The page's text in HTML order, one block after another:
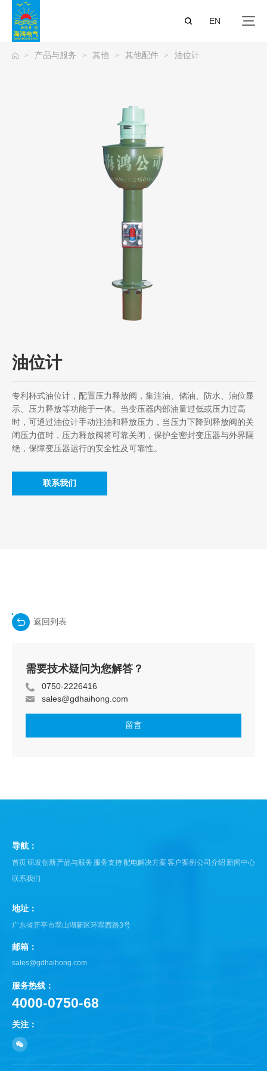
EN
> 产品与服务 > 其他 > 其他配件 > 油位计
油位计
专利杯式油位计，配置压力释放阀，集注油、储油、防水、油位显
示、压力释放等功能于一体。当变压器内部油量过低或压力过高
时，可通过油位计手动注油和释放压力，当压力下降到释放阀的关
闭压力值时，压力释放阀将可靠关闭，保护全密封变压器与外界隔
绝，保障变压器运行的安全性及可靠性。
联系我们
返回列表
需要技术疑问为您解答？
0750-2226416
sales@gdhaihong.com
留言
导航：
首页研发创新产品与服务 服务支持 配电解决方案 客户案例公司介绍 新闻中心
联系我们
地址：
广东省开平市翠山湖新区环翠西路3号
邮箱：
sales@gdhaihong.com
服务热线：
4000-0750-68
关注：